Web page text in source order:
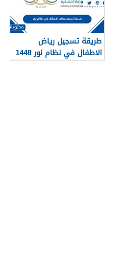
طريقة تسجيل رياض
الاطفال في نظام نور 1448